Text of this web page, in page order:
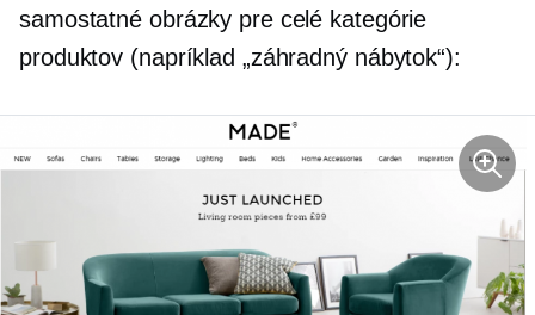
samostatné obrázky pre celé kategórie
produktov (napríklad „záhradný nábytok“):